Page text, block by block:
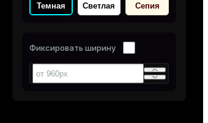
Темная Светлая Сепия
Фиксировать ширину